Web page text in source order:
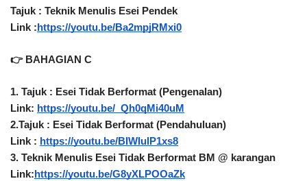
Tajuk : Teknik Menulis Esei Pendek
Link : https://youtu.be/Ba2mpjRMxi0
👉 BAHAGIAN C
1. Tajuk : Esei Tidak Berformat (Pengenalan)
Link: https://youtu.be/_Qh0qMi40uM
2.Tajuk : Esei Tidak Berformat (Pendahuluan)
Link : https://youtu.be/BIWIulP1xs8
3. Teknik Menulis Esei Tidak Berformat BM @ karangan
Link: https://youtu.be/G8yXLPOOaZk